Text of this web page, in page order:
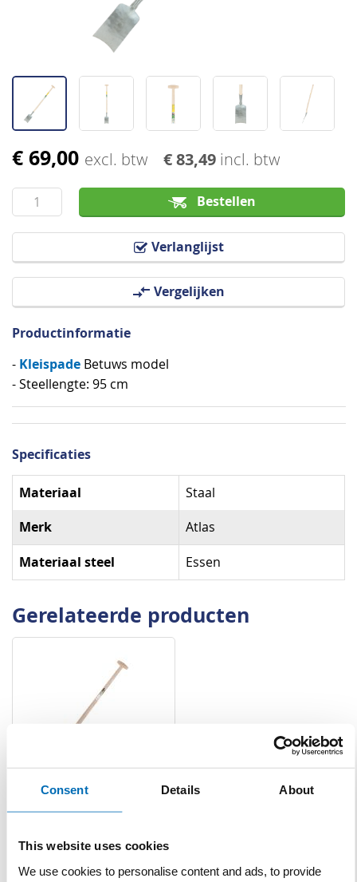
Consent Details About
This website uses cookies
We use cookies to personalise content and ads, to provide
€ 69,00 excl. btw € 83,49 incl. btw
Bestellen
Verlanglijst
Vergelijken
Ga
het
begin
van
Productinformatie
- Kleispade Betuws model
- Steellengte: 95 cm
Specificaties
Specificaties
Materiaal Staal
Merk Atlas
Materiaal steel Essen
Gerelateerde producten
Spadesteel Atlas Betuws
model 95 cm
VERLANGLIJST
VERGELIJKEN
Artnr s15987 excl. btw